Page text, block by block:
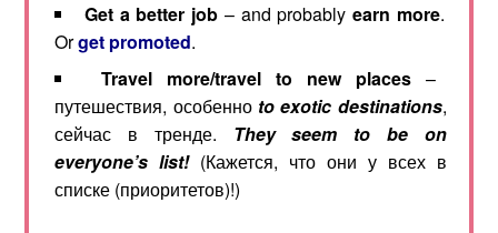
Get a better job – and probablyearn more.
Orget promoted.
Travel more/travel to new places –
путешествия, особенноto exotic destinations,
сейчас в тренде. They seem to be on
everyone’s list!(Кажется, что они у всех в
списке (приоритетов)!)